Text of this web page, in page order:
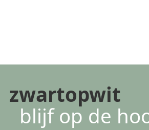
zwartopwit
blijf op de